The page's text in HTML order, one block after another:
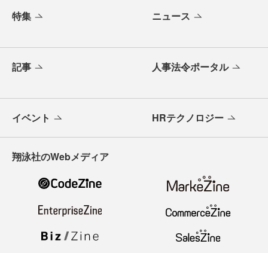
特集 ニュース
記事 人事法令ポータル
イベント HRテクノロジー
翔泳社のWebメディア